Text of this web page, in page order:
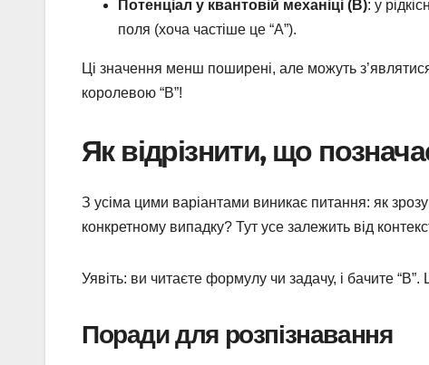
Потенціал у квантовій механіці (B): у
поля (хоча частіше це “A”).
Ці значення менш поширені, але можуть
королевою “В”!
Як відрізнити, що
З усіма цими варіантами виникає питання: як
конкретному випадку? Тут усе залежить від
Уявіть: ви читаєте формулу чи задачу, і бачите
Поради для розпізнавання